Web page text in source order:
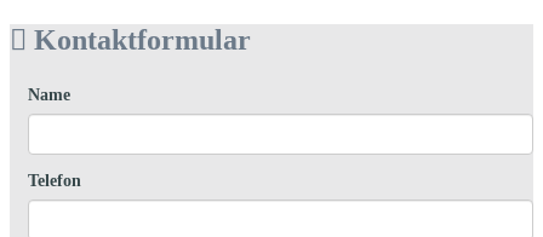
Kontaktformular
Name
Telefon